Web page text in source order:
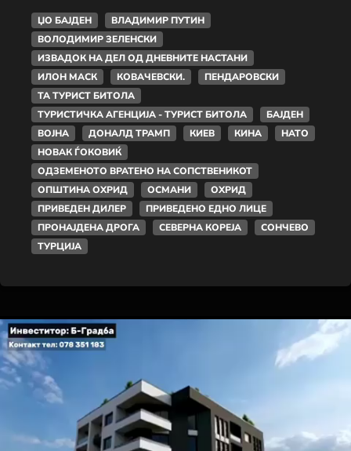
ЏО БАЈДЕН
ВЛАДИМИР ПУТИН
ВОЛОДИМИР ЗЕЛЕНСКИ
ИЗВАДОК НА ДЕЛ ОД ДНЕВНИТЕ НАСТАНИ
ИЛОН МАСК
КОВАЧЕВСКИ.
ПЕНДАРОВСКИ
ТА ТУРИСТ БИТОЛА
ТУРИСТИЧКА АГЕНЦИЈА - ТУРИСТ БИТОЛА
БАЈДЕН
ВОЈНА
ДОНАЛД ТРАМП КИЕВ КИНА
НАТО
НОВАК ЃОКОВИЌ
ОДЗЕМЕНОТО ВРАТЕНО НА СОПСТВЕНИКОТ
ОПШТИНА ОХРИД
ОСМАНИ
ОХРИД
ПРИВЕДЕН ДИЛЕР
ПРИВЕДЕНО ЕДНО ЛИЦЕ
ПРОНАЈДЕНА ДРОГА
СЕВЕРНА КОРЕЈА
СОНЧЕВО
ТУРЦИЈА